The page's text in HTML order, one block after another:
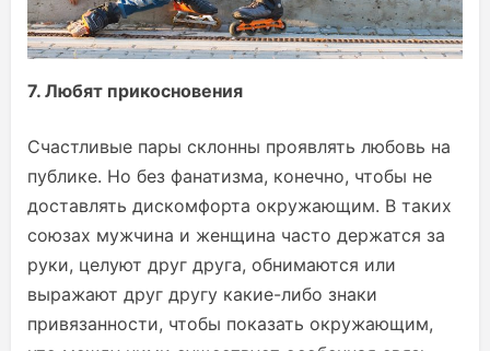
7. Любят прикосновения
Счастливые пары склонны проявлять любовь на
публике. Но без фанатизма, конечно, чтобы не
доставлять дискомфорта окружающим. В таких
союзах мужчина и женщина часто держатся за
руки, целуют друг друга, обнимаются или
выражают друг другу какие-либо знаки
привязанности, чтобы показать окружающим,